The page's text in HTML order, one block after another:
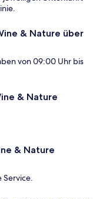
& Nature über
von 09:00 Uhr bis
& Nature
& Nature
Service.